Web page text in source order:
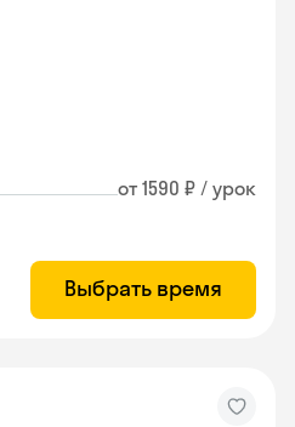
от 1590 ₽ / урок
Выбрать время